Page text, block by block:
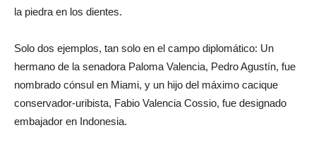
la piedra en los dientes.
Solo dos ejemplos, tan solo en el campo diplomático: Un
hermano de la senadora Paloma Valencia, Pedro Agustín, fue
nombrado cónsul en Miami, y un hijo del máximo cacique
conservador-uribista, Fabio Valencia Cossio, fue designado
embajador en Indonesia.